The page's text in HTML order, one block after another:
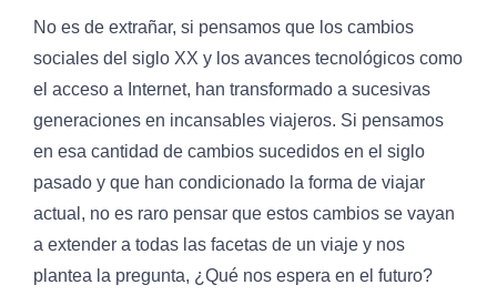
No es de extrañar, si pensamos que los cambios
sociales del siglo XX y los avances tecnológicos como
el acceso a Internet, han transformado a sucesivas
generaciones en incansables viajeros. Si pensamos
en esa cantidad de cambios sucedidos en el siglo
pasado y que han condicionado la forma de viajar
actual, no es raro pensar que estos cambios se vayan
a extender a todas las facetas de un viaje y nos
plantea la pregunta, ¿Qué nos espera en el futuro?